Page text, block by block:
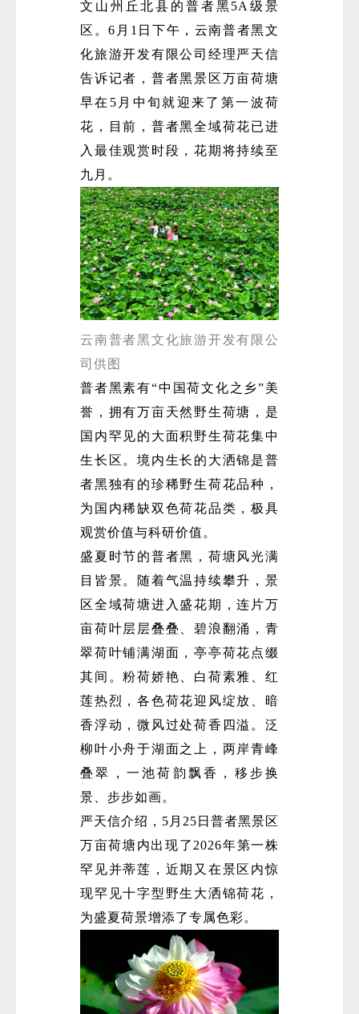
文山州丘北县的普者黑5A级景
区。6月1日下午，云南普者黑文
化旅游开发有限公司经理严天信
告诉记者，普者黑景区万亩荷塘
早在5月中旬就迎来了第一波荷
花，目前，普者黑全域荷花已进
入最佳观赏时段，花期将持续至
九月。
云南普者黑文化旅游开发有限公
司供图
普者黑素有“中国荷文化之乡”美
誉，拥有万亩天然野生荷塘，是
国内罕见的大面积野生荷花集中
生长区。境内生长的大洒锦是普
者黑独有的珍稀野生荷花品种，
为国内稀缺双色荷花品类，极具
观赏价值与科研价值。
盛夏时节的普者黑，荷塘风光满
目皆景。随着气温持续攀升，景
区全域荷塘进入盛花期，连片万
亩荷叶层层叠叠、碧浪翻涌，青
翠荷叶铺满湖面，亭亭荷花点缀
其间。粉荷娇艳、白荷素雅、红
莲热烈，各色荷花迎风绽放、暗
香浮动，微风过处荷香四溢。泛
柳叶小舟于湖面之上，两岸青峰
叠翠，一池荷韵飘香，移步换
景、步步如画。
严天信介绍，5月25日普者黑景区
万亩荷塘内出现了2026年第一株
罕见并蒂莲，近期又在景区内惊
现罕见十字型野生大洒锦荷花，
为盛夏荷景增添了专属色彩。